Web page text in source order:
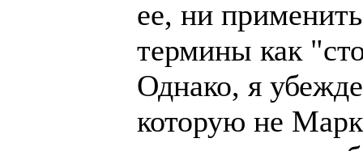
ее, ни
термины как
Однако, я
которую не